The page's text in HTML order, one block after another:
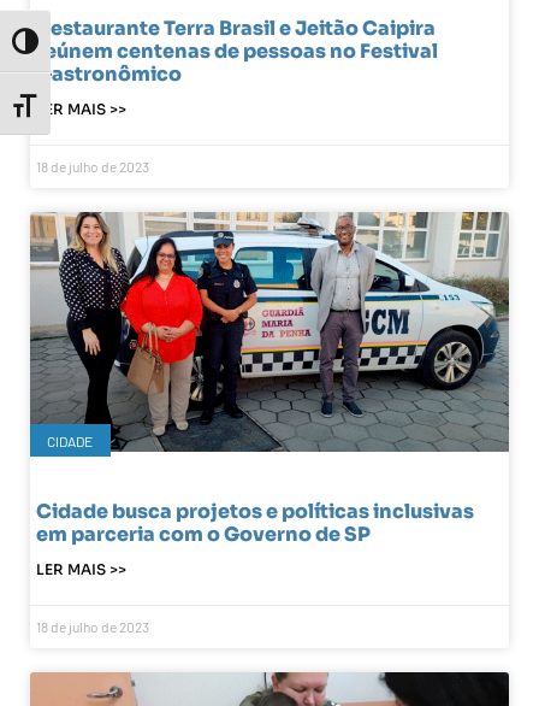
Toggle High Contrast
Toggle Font size
Restaurante Terra Brasil e Jeitão Caipira
reúnem centenas de pessoas no Festival
Gastronômico
LER MAIS >>
18 de julho de 2023
CIDADE
Cidade busca projetos e políticas inclusivas
em parceria com o Governo de SP
LER MAIS >>
18 de julho de 2023